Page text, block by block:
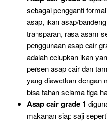
sebagai pengganti
asap, ikan asap/
transparan, rasa asam
penggunaan asap cair
adalah celupkan ikan
persen asap cair dan
yang diawetkan dengan
bisa tahan selama tiga
Asap cair grade 1
makanan siap saji